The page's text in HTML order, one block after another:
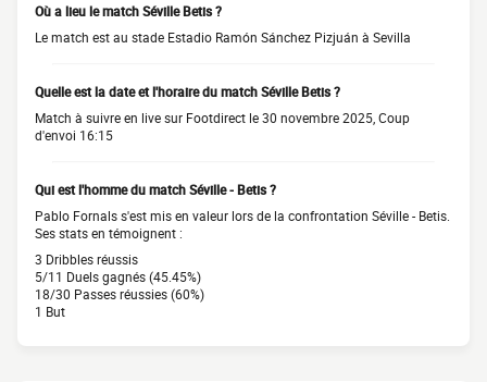
Où a lieu le match Séville Betis ?
Le match est au stade Estadio Ramón Sánchez Pizjuán à Sevilla
Quelle est la date et l'horaire du match Séville Betis ?
Match à suivre en live sur Footdirect le 30 novembre 2025, Coup
d'envoi 16:15
Qui est l'homme du match Séville - Betis ?
Pablo Fornals s'est mis en valeur lors de la confrontation Séville - Betis.
Ses stats en témoignent :
3 Dribbles réussis
5/11 Duels gagnés (45.45%)
18/30 Passes réussies (60%)
1 But